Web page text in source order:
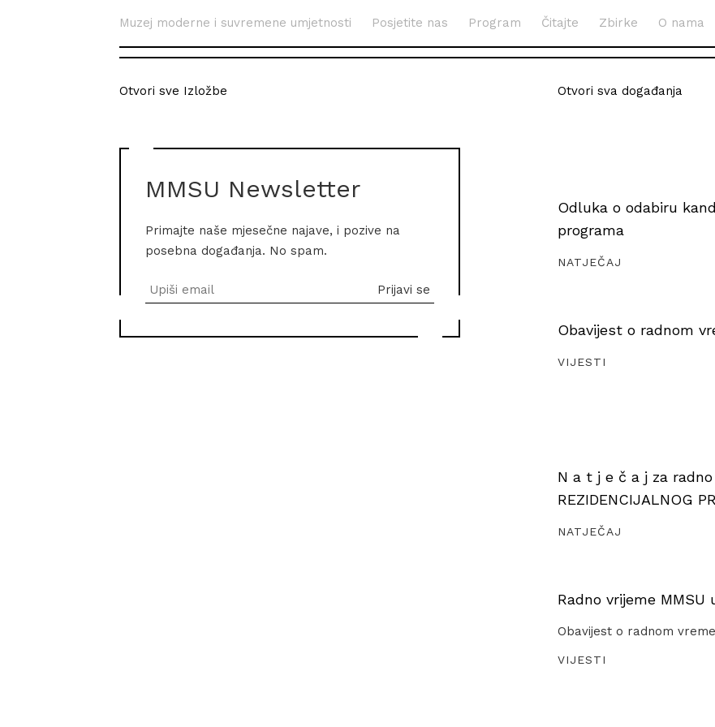
Muzej moderne i suvremene umjetnosti Posjetite nas Program Čitajte Zbirke O nama
Otvori sve Izložbe
MMSU Newsletter
Primajte naše mjesečne najave, i pozive na
posebna događanja. No spam.
Otvori sva događanja
Odluka o odabiru
programa
NATJEČAJ
Obavijest o radnom
VIJESTI
N a t j e č a j za radno
REZIDENCIJALNOG
NATJEČAJ
Radno vrijeme MMSU
Obavijest o radnom
VIJESTI